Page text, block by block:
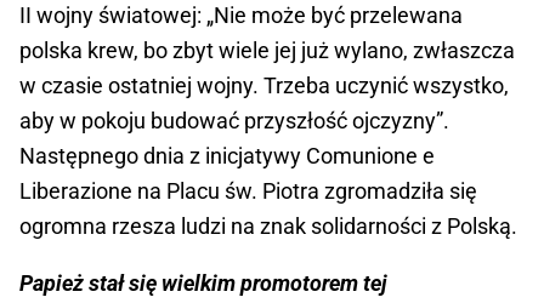
II wojny światowej: „Nie może być przelewana
polska krew, bo zbyt wiele jej już wylano, zwłaszcza
w czasie ostatniej wojny. Trzeba uczynić wszystko,
aby w pokoju budować przyszłość ojczyzny”.
Następnego dnia z inicjatywy Comunione e
Liberazione na Placu św. Piotra zgromadziła się
ogromna rzesza ludzi na znak solidarności z Polską.
Papież stał się wielkim promotorem tej